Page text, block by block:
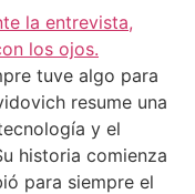
tuve algo para
resume una
y el
historia comienza
para siempre el